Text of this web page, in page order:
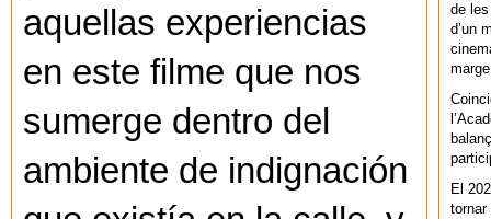
aquellas experiencias
en este filme que nos
sumerge dentro del
ambiente de indignación
de
d’un
El